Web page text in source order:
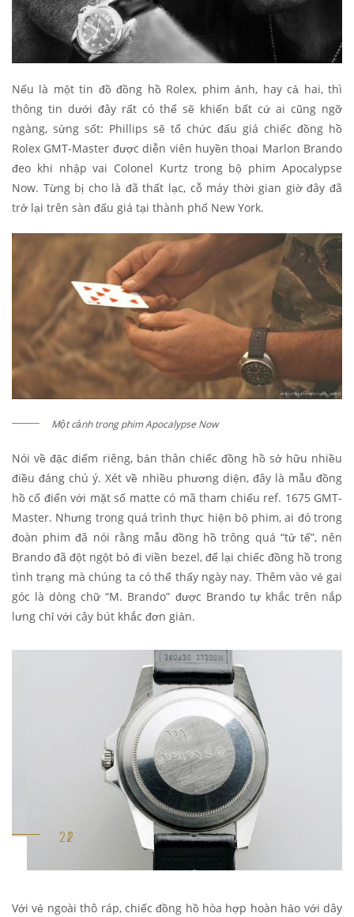
Nếu là một tin đồ đồng hồ Rolex, phim ảnh, hay cả hai, thì
thông tin dưới đây rất có thể sẽ khiến bất cứ ai cũng ngỡ
ngàng, sửng sốt: Phillips sẽ tổ chức đấu giá chiếc đồng hồ
Rolex GMT-Master được diễn viên huyền thoại Marlon Brando
đeo khi nhập vai Colonel Kurtz trong bộ phim Apocalypse
Now. Từng bị cho là đã thất lạc, cỗ máy thời gian giờ đây đã
trở lại trên sàn đấu giá tại thành phố New York.
Một cảnh trong phim Apocalypse Now
Nói về đặc điểm riêng, bản thân chiếc đồng hồ sở hữu nhiều
điều đáng chú ý. Xét về nhiều phương diện, đây là mẫu đồng
hồ cổ điển với mặt số matte có mã tham chiếu ref. 1675 GMT-
Master. Nhưng trong quá trình thực hiện bộ phim, ai đó trong
đoàn phim đã nói rằng mẫu đồng hồ trông quá “tử tế”, nên
Brando đã đột ngột bỏ đi viền bezel, để lại chiếc đồng hồ trong
tình trạng mà chúng ta có thể thấy ngày nay. Thêm vào vẻ gai
góc là dòng chữ “M. Brando” được Brando tự khắc trên nắp
lưng chỉ với cây bút khắc đơn giản.
Với vẻ ngoài thô ráp, chiếc đồng hồ hòa hợp hoàn hảo với dây